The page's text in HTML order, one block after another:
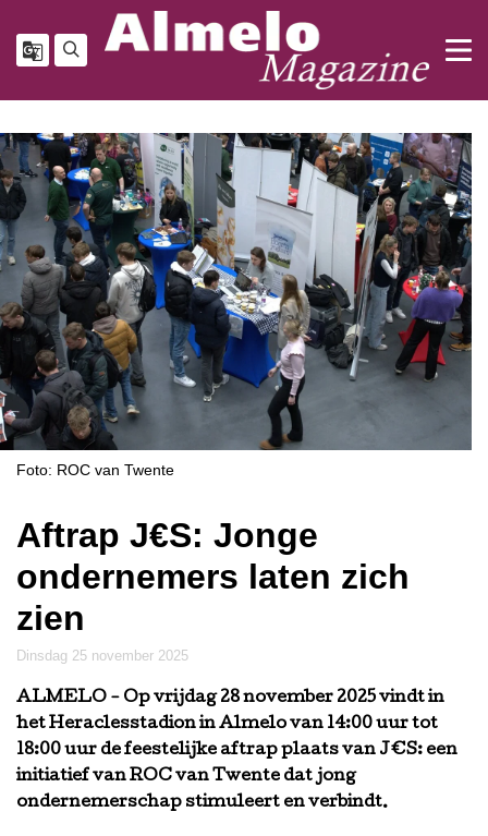
Foto: ROC van Twente
Aftrap J€S: Jonge
ondernemers laten zich
zien
dinsdag 25 november 2025
ALMELO - Op vrijdag 28 november 2025 vindt in
het Heraclesstadion in Almelo van 14:00 uur tot
18:00 uur de feestelijke aftrap plaats van J€S: een
initiatief van ROC van Twente dat jong
ondernemerschap stimuleert en verbindt.